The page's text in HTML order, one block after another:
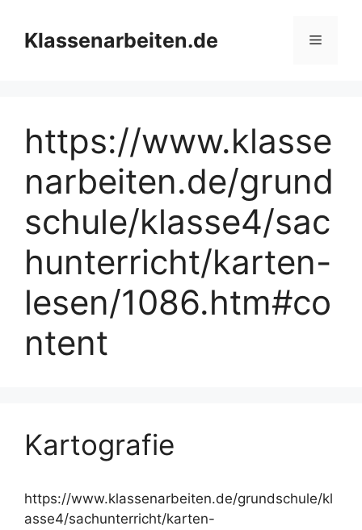
Inhalt
springenKlassenarbeiten.de Menü
https://www.klasse
narbeiten.de/grund
schule/klasse4/sac
hunterricht/karten-
lesen/1086.htm#co
ntent
Kartografie
https://www.klassenarbeiten.de/grundschule/kl
asse4/sachunterricht/karten-